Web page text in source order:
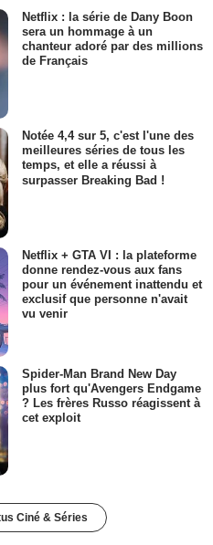
Netflix : la série de Dany Boon
sera un hommage à un
chanteur adoré par des millions
de Français
Notée 4,4 sur 5, c'est l'une des
meilleures séries de tous les
temps, et elle a réussi à
surpasser Breaking Bad !
Netflix + GTA VI : la plateforme
donne rendez-vous aux fans
pour un événement inattendu et
exclusif que personne n'avait
vu venir
Spider-Man Brand New Day
plus fort qu'Avengers Endgame
? Les frères Russo réagissent à
cet exploit
Ciné & Séries